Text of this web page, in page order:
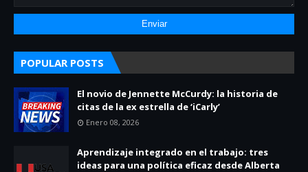
POPULAR POSTS
El novio de Jennette McCurdy: la historia de
citas de la ex estrella de ‘iCarly’
Enero 08, 2026
Aprendizaje integrado en el trabajo: tres
ideas para una política eficaz desde Alberta